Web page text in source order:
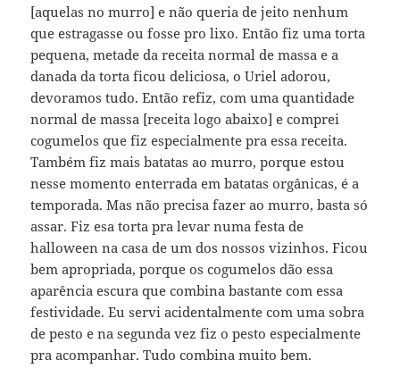
[aquelas no murro] e não queria de jeito nenhum
que estragasse ou fosse pro lixo. Então fiz uma torta
pequena, metade da receita normal de massa e a
danada da torta ficou deliciosa, o Uriel adorou,
devoramos tudo. Então refiz, com uma quantidade
normal de massa [receita logo abaixo] e comprei
cogumelos que fiz especialmente pra essa receita.
Também fiz mais batatas ao murro, porque estou
nesse momento enterrada em batatas orgânicas, é a
temporada. Mas não precisa fazer ao murro, basta só
assar. Fiz esa torta pra levar numa festa de
halloween na casa de um dos nossos vizinhos. Ficou
bem apropriada, porque os cogumelos dão essa
aparência escura que combina bastante com essa
festividade. Eu servi acidentalmente com uma sobra
de pesto e na segunda vez fiz o pesto especialmente
pra acompanhar. Tudo combina muito bem.